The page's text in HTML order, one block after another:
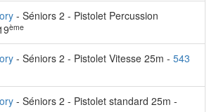
- Séniors 2 - Pistolet Percussion
ème
- Séniors 2 - Pistolet Vitesse 25m - 543
- Séniors 2 - Pistolet standard 25m -